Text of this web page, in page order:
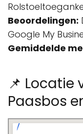
Beoordelingen:
Google My
Gemiddelde
📌 Locatie
Paasbos